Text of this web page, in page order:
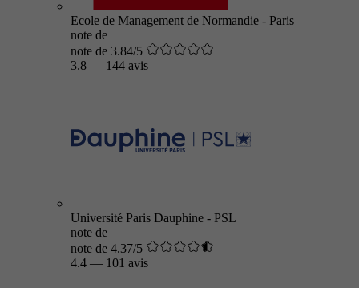
Ecole de Management de Normandie - Paris
note de
note de 3.84/5
3.8 — 144 avis
Université Paris Dauphine - PSL
note de
note de 4.37/5
4.4 — 101 avis